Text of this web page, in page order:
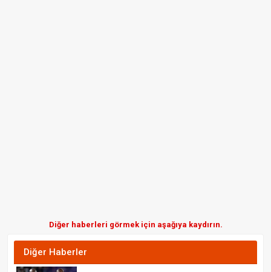
Diğer haberleri görmek için aşağıya kaydırın.
Diğer Haberler